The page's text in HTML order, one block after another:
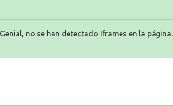
Genial, no se han detectado Iframes en la página.